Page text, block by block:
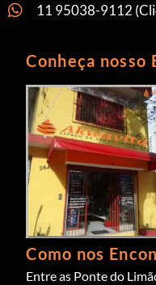
11 95038-9112
Conheça nosso
Como nos
Entre as Ponte do